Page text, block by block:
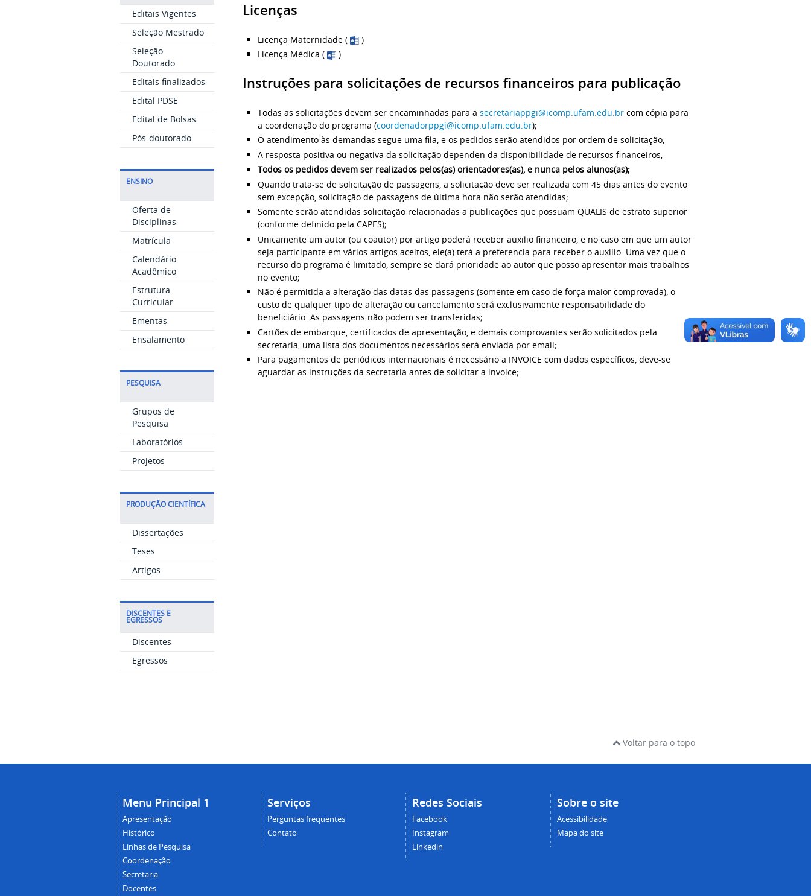
Editais Vigentes
Seleção Mestrado
Seleção
Doutorado
Editais finalizados
Edital PDSE
Edital de Bolsas
Pós-doutorado
ENSINO
Oferta de
Disciplinas
Matrícula
Calendário
Acadêmico
Estrutura
Curricular
Ementas
Ensalamento
PESQUISA
Grupos de
Pesquisa
Laboratórios
Projetos
PRODUÇÃO CIENTÍFICA
Dissertações
Teses
Artigos
DISCENTES E
EGRESSOS
Discentes
Egressos
Licenças
Licença Maternidade (
)
Licença Médica (
)
Instruções para solicitações de recursos financeiros para publicação
Todas as solicitações devem ser encaminhadas para a secretariappgi@icomp.ufam.edu.br com cópia para
a coordenação do programa (coordenadorppgi@icomp.ufam.edu.br);
O atendimento às demandas segue uma fila, e os pedidos serão atendidos por ordem de solicitação;
A resposta positiva ou negativa da solicitação dependen da disponibilidade de recursos financeiros;
Todos os pedidos devem ser realizados pelos(as) orientadores(as), e nunca pelos alunos(as);
Quando trata-se de solicitação de passagens, a solicitação deve ser realizada com 45 dias antes do evento
sem excepção, solicitação de passagens de última hora não serão atendidas;
Somente serão atendidas solicitação relacionadas a publicações que possuam QUALIS de estrato superior
(conforme definido pela CAPES);
Unicamente um autor (ou coautor) por artigo poderá receber auxilio financeiro, e no caso em que um autor
seja participante em vários artigos aceitos, ele(a) terá a preferencia para receber o auxilio. Uma vez que o
recurso do programa é limitado, sempre se dará prioridade ao autor que posso apresentar mais trabalhos
no evento;
Não é permitida a alteração das datas das passagens (somente em caso de força maior comprovada), o
custo de qualquer tipo de alteração ou cancelamento será exclusivamente responsabilidade do
beneficiário. As passagens não podem ser transferidas;
Cartões de embarque, certificados de apresentação, e demais comprovantes serão solicitados pela
secretaria, uma lista dos documentos necessários será enviada por email;
Para pagamentos de periódicos internacionais é necessário a INVOICE com dados específicos, deve-se
aguardar as instruções da secretaria antes de solicitar a invoice;
Voltar para o topo
Menu Principal 1
Apresentação
Histórico
Linhas de Pesquisa
Coordenação
Secretaria
Docentes
Serviços
Perguntas frequentes
Contato
Redes Sociais
Facebook
Instagram
Linkedin
Sobre o site
Acessibilidade
Mapa do site